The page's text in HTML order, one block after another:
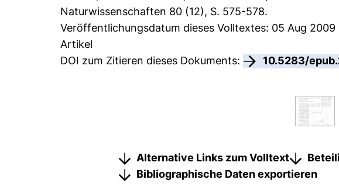
Naturwissenschaften 80 (12), S. 575-578.
Veröffentlichungsdatum dieses Volltextes: 05 Aug 2009
Artikel
DOI zum Zitieren dieses Dokuments:
10.5283/
Alternative Links zum Volltext
Bibliographische Daten exportieren